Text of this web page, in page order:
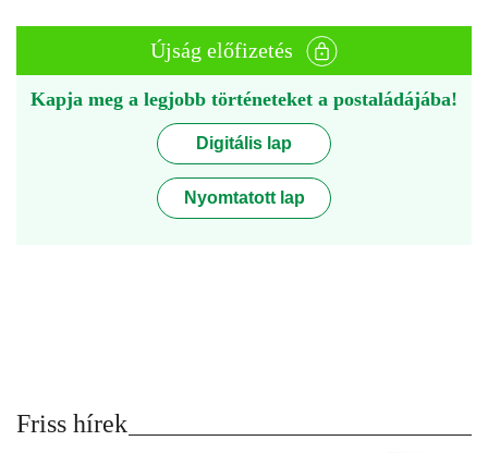
Újság előfizetés
Kapja meg a legjobb történeteket a postaládájába!
Digitális lap
Nyomtatott lap
Friss hírek